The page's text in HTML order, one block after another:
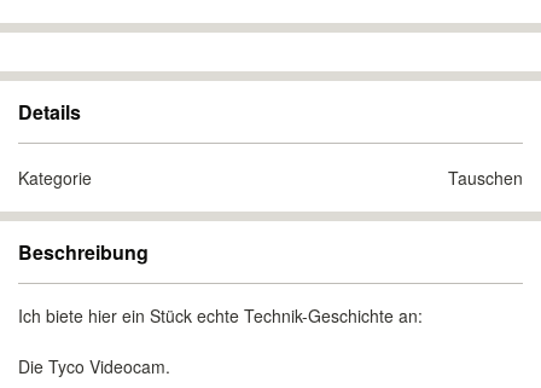
Details
Kategorie Tauschen
Beschreibung
Ich biete hier ein Stück echte Technik-Geschichte an:
Die Tyco Videocam.